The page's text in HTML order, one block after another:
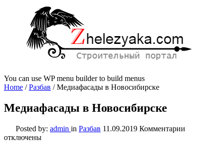
You can use WP menu builder to build menus
Home /Разбав /Медиафасады в Новосибирске
Медиафасады в Новосибирске
Posted by: admin in Разбав 11.09.2019 Комментарии
отключены